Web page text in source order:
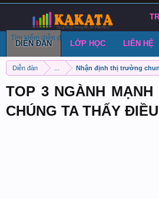
Diễn đàn Nhận định thị trường
TOP 3 NGÀNH MẠNH
CHÚNG TA THẤY
DIỄN ĐÀN
Tìm kiếm diễn đàn Bài viết gần đây
LỚP HỌC LIÊN HỆ